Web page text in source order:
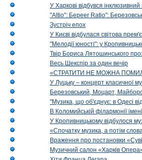
У Харкові відбувся
"Altio": Береer Ratio":
Зустріч епох
У Києві відбулася світова
"Мелодії юності": у
Твір Бориса Лятошинського
Весь Шекспір за один вечір
«СТРАТИТИ НЕ МОЖНА
У Луцьку – концерт класичної
Березовський, Моцарт,
"Музика, що об'єднує: в Одесі
В Коломийській філармонії
У Кропивницькому відбулося
«Спочатку музика, а потім
Враження про постановки
Музичний салон «Харків